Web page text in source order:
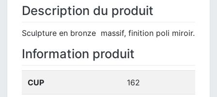
Description du produit
Sculpture en bronze massif, finition poli miroir.
Information produit
CUP 162